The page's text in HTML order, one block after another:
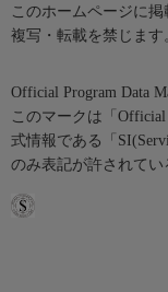
このホームページに
複写・転載を禁じます
Official Program Data
このマークは「
式情報である「
のみ表記が許されてい